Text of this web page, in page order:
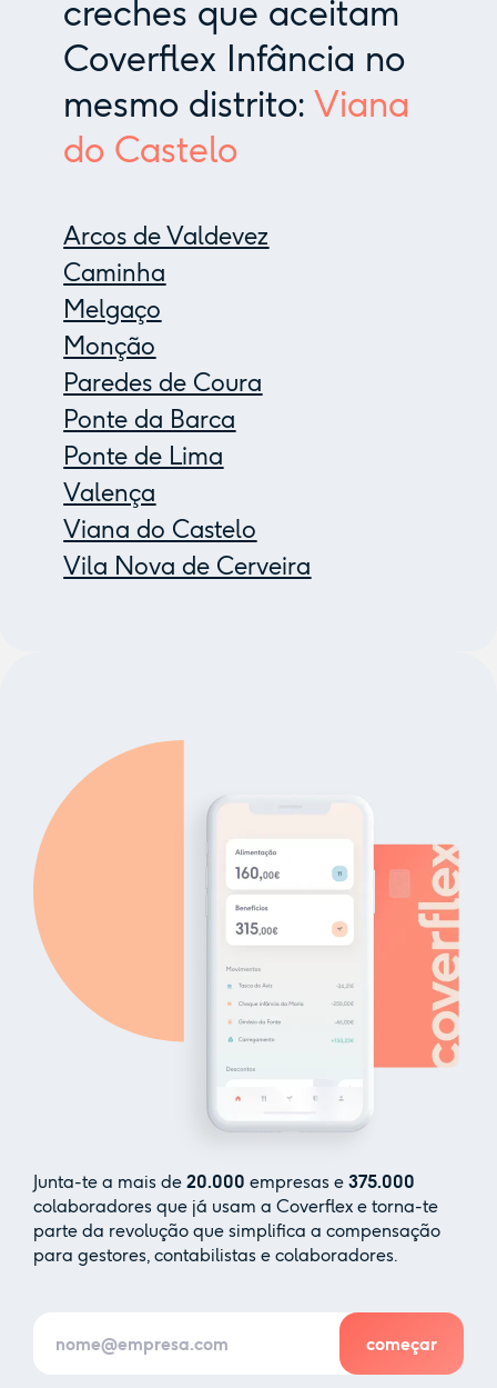
creches que aceitam
Coverflex Infância no
mesmo distrito:Viana
do Castelo
Arcos de Valdevez
Caminha
Melgaço
Monção
Paredes de Coura
Ponte da Barca
Ponte de Lima
Valença
Viana do Castelo
Vila Nova de Cerveira
Junta-te a mais de 20.000 empresas e 375.000
colaboradores que já usam a Coverflex e torna-te
parte da revolução que simplifica a compensação
para gestores, contabilistas e colaboradores.